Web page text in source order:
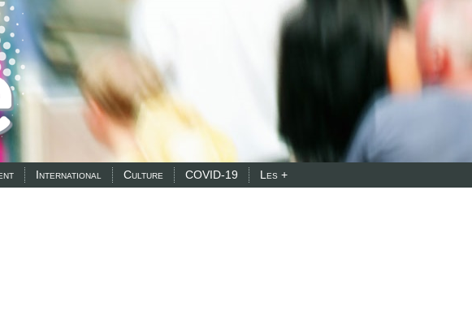
International Culture COVID-19 Les +